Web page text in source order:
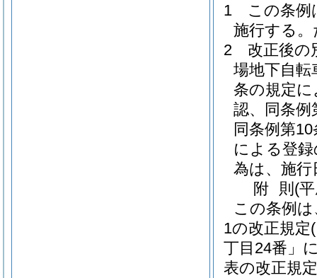
1
この条例
施行する。
2
改正後の
場地下自転
条の規定
認、同条例
同条例第
による登
為は、施
附 則 (
この条例
1の改正規定
丁目24番」
表の改正規定